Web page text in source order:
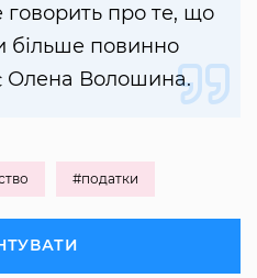
про те, що
більше повинно
Олена Волошина.
#податки